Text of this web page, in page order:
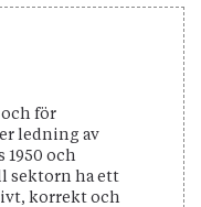
och för
ledning av
1950 och
sektorn ha ett
korrekt och